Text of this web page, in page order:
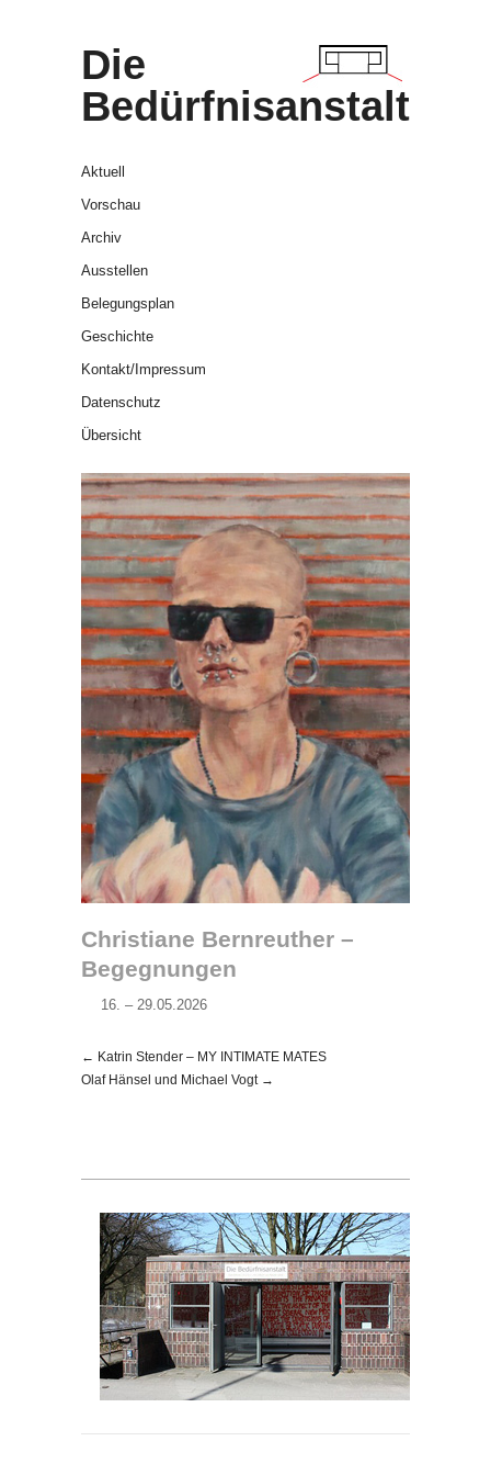
Die
Bedürfnisanstalt
Aktuell
Vorschau
Archiv
Ausstellen
Belegungsplan
Geschichte
Kontakt/Impressum
Datenschutz
Übersicht
Christiane Bernreuther –
Begegnungen
– 29.05.2026
← Katrin Stender – MY INTIMATE MATES
Olaf Hänsel und Michael Vogt →